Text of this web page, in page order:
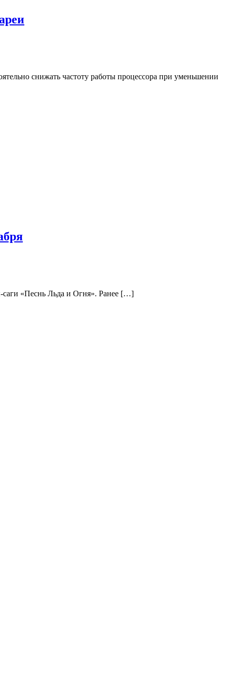
снижать частоту работы процессора при уменьшении
cаги «Песнь Льда и Огня». Ранее […]